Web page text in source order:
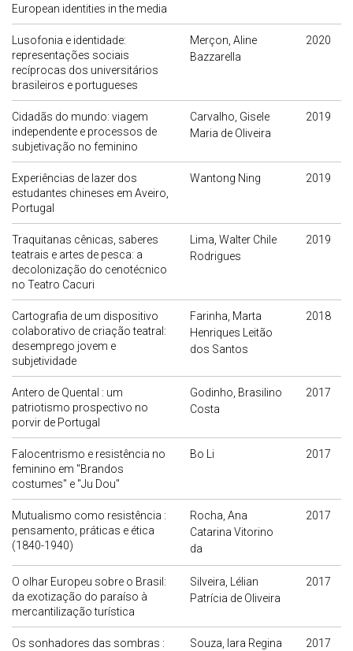
European identities in the media
Lusofonia e identidade:
representações sociais
recíprocas dos universitários
brasileiros e portugueses
Merçon, Aline
Bazzarella
2020
Cidadãs do mundo: viagem
independente e processos de
subjetivação no feminino
Carvalho, Gisele
Maria de Oliveira
2019
Experiências de lazer dos
estudantes chineses em Aveiro,
Portugal
Wantong Ning 2019
Traquitanas cênicas, saberes
teatrais e artes de pesca: a
decolonização do cenotécnico
no Teatro Cacuri
Lima, Walter Chile
Rodrigues
2019
Cartografia de um dispositivo
colaborativo de criação teatral:
desemprego jovem e
subjetividade
Farinha, Marta
Henriques Leitão
dos Santos
2018
Antero de Quental : um
patriotismo prospectivo no
porvir de Portugal
Godinho, Brasilino
Costa
2017
Falocentrismo e resistência no
feminino em "Brandos
costumes" e "Ju Dou"
Bo Li 2017
Mutualismo como resistência :
pensamento, práticas e ética
(1840-1940)
Rocha, Ana
Catarina Vitorino
da
2017
O olhar Europeu sobre o Brasil:
da exotização do paraíso à
mercantilização turística
Silveira, Lélian
Patrícia de Oliveira
2017
Os sonhadores das sombras :
Souza, Iara Regina
2017